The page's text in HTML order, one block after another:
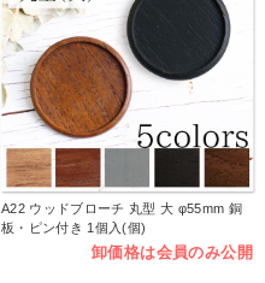
A22 ウッドブローチ 丸型 大 φ55mm 銅
板・ピン付き 1個入(個)
卸価格は会員のみ公開